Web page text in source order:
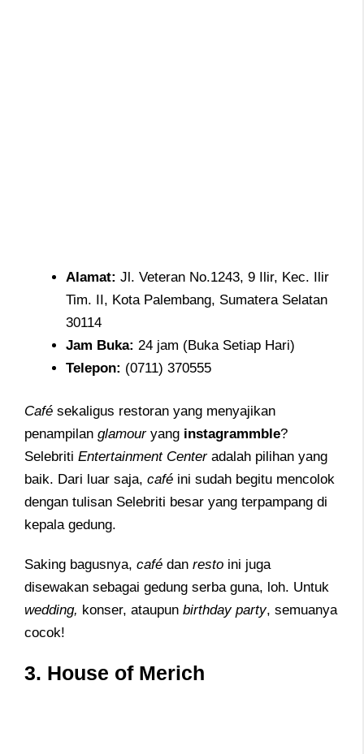
Alamat: Jl. Veteran No.1243, 9 Ilir, Kec. Ilir
Tim. II, Kota Palembang, Sumatera Selatan
30114
Jam Buka: 24 jam (Buka Setiap Hari)
Telepon: (0711) 370555
Café sekaligus restoran yang menyajikan
penampilan glamouryang instagrammble?
Selebriti Entertainment Centeradalah pilihan yang
baik. Dari luar saja, café ini sudah begitu mencolok
dengan tulisan Selebriti besar yang terpampang di
kepala gedung.
Saking bagusnya, café dan resto ini juga
disewakan sebagai gedung serba guna, loh. Untuk
wedding, konser, ataupun birthday party, semuanya
cocok!
3. House of Merich